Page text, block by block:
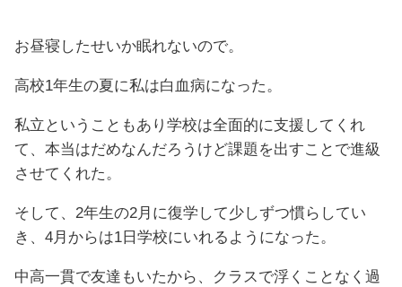
お昼寝したせいか眠れないので。
高校1年生の夏に私は白血病になった。
私立ということもあり学校は全面的に支援してくれ
て、本当はだめなんだろうけど課題を出すことで進級
させてくれた。
そして、2年生の2月に復学して少しずつ慣らしてい
き、4月からは1日学校にいれるようになった。
中高一貫で友達もいたから、クラスで浮くことなく過